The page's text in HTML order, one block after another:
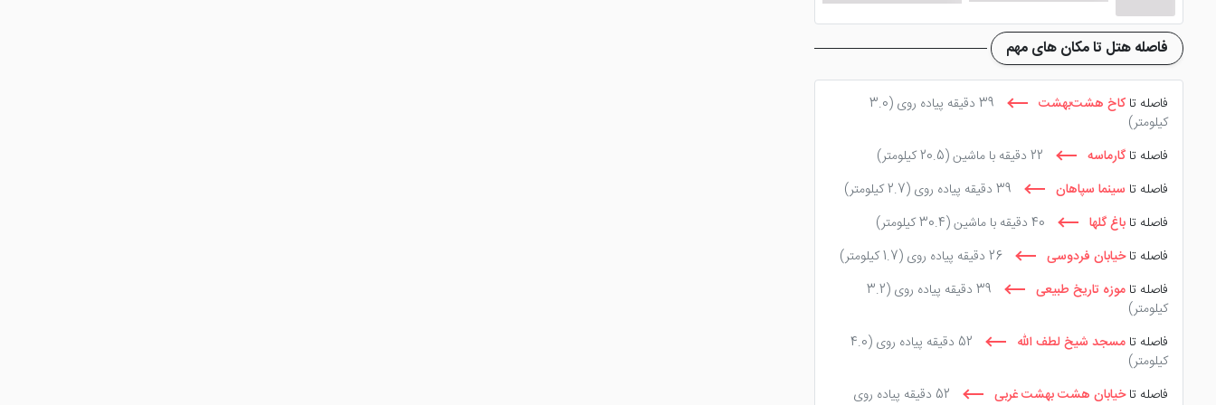
این هتل دارای تالار ها و سالن های متفاوتی می باشد که جوابگوی هر سلیقه ای است.
تالار میخک:
سالنی بسیار زیبا با ظرفیت 80 نفر که با تزئیناتی مدرن و به روز طراحی شده است. این سالن یکی از سالن های باشکوه و زیبا هتل پارسیان کوثر اصفهان می باشد. سالن میخک برای برگزاری مراسم ها،
سمینارها، نشست های گروهی و جلسات مهم بهترین گزینه انتخابی می تواند باشد. زیرا این سالن مجهز به امکاناتی همچون سیستم صوت ( میکروفن ثابت - بیسیم ) ویدئو پروژکتور، تریبون، وایت برد و ....
است.
سالن ترنج:
یکی از سالن های کوچک اما زیبا به شمار می رود. سالن ترنج با چیدمانی از پرده ها و رومیزی های آبی و سفید، تزئین شده تا محیطی آرام بخش را برای مهمانان فراهم آورد. از این رو سالن ترنج برای برگزاری
جلسات گروهی کوچک بسیار مناسب است.
سالن چشم انداز:
فاصله هتل تا مکان های مهم
فاصله تا کاخ هشت‌بهشت 39 دقیقه پیاده روی
(3.0
کیلومتر)
فاصله تا گارماسه 22 دقیقه با ماشین
(20.5 کیلومتر)
فاصله تا سینما سپاهان 39 دقیقه پیاده روی
(2.7 کیلومتر)
فاصله تا باغ گلها 40 دقیقه با ماشین
(30.4 کیلومتر)
فاصله تاخیابان فردوسی 26 دقیقه پیاده روی
(1.7 کیلومتر)
فاصله تا موزه تاریخ طبیعی 39 دقیقه پیاده روی
(3.2
کیلومتر)
فاصله تا مسجد شیخ لطف الله 52 دقیقه پیاده روی
(4.0
کیلومتر)
فاصله تاخیابان هشت بهشت غربی
52 دقیقه پیاده روی